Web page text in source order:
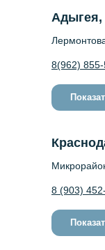
8 (903)
8(962)